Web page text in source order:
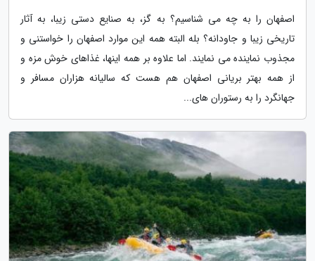
اصفهان را به چه می شناسیم؟ به گز، به صنایع دستی زیبا، به آثار
تاریخی زیبا و جاودانه؟ بله البته همه این موارد اصفهان را خواستنی و
مجذوب نماینده می نمایند. اما علاوه بر همه اینها، غذاهای خوش مزه و
از همه بهتر بریانی اصفهان هم هست که سالیانه هزاران مسافر و
جهانگرد را به رستوران های...